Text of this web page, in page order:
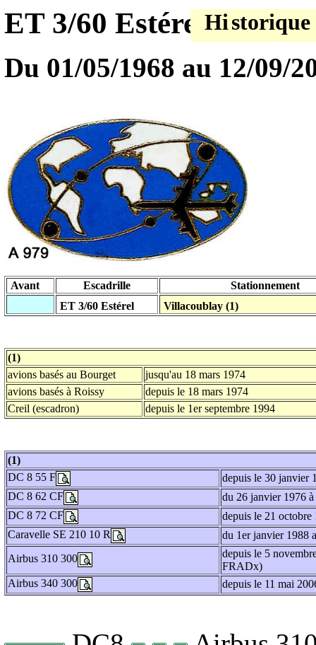
Historique
ET 3/60 Estérel
Du 01/05/1968 au 12/09/
Avant Escadrille
Stationnement
ET 3/60 Estérel
Villacoublay (1)
(1)
avions basés au Bourget
jusqu'au 18 mars 1974
avions basés à Roissy
depuis le 18 mars 1974
Creil (escadron)
depuis le 1er septembre 1994
(1)
DC 8 55 F
depuis le 30 janvier
DC 8 62 CF
du 26 janvier 1976
DC 8 72 CF
depuis le 21 octobre
Caravelle SE 210 10 R
du 1er janvier 1988
Airbus 310 300
depuis le 5
FRADx)
Airbus 340 300
depuis le 11 mai